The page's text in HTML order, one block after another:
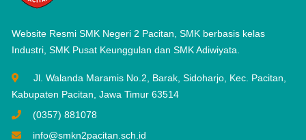
Website Resmi SMK Negeri 2 Pacitan, SMK berbasis kelas
Industri, SMK Pusat Keunggulan dan SMK Adiwiyata.
Jl. Walanda Maramis No.2, Barak, Sidoharjo, Kec. Pacitan,
Kabupaten Pacitan, Jawa Timur 63514
(0357) 881078
info@smkn2pacitan.sch.id